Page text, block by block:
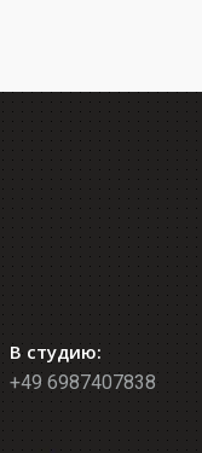
В студию:
+49 6987407838